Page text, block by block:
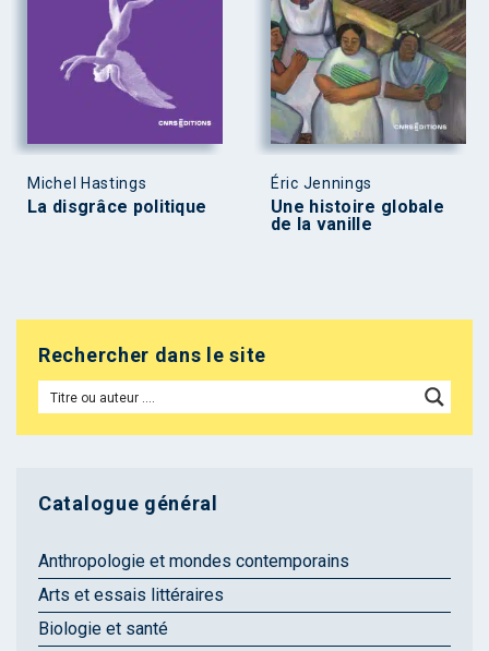
Michel Hastings
La disgrâce politique
Éric Jennings
Une histoire globale
de la vanille
Rechercher dans le site
Catalogue général
Anthropologie et mondes contemporains
Arts et essais littéraires
Biologie et santé